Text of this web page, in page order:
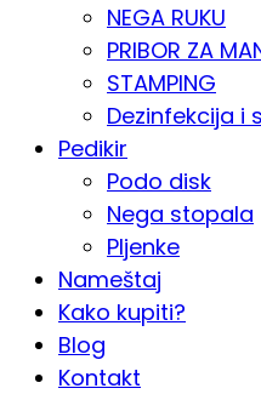
NEGA RUKU
PRIBOR ZA
STAMPING
Dezinfekcija i
Pedikir
Podo disk
Nega stopala
Pljenke
Nameštaj
Kako kupiti?
Blog
Kontakt